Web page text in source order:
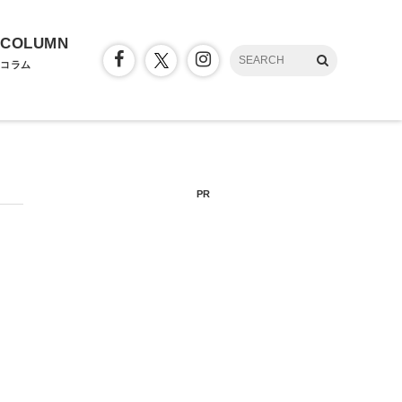
COLUMN
コラム
PR